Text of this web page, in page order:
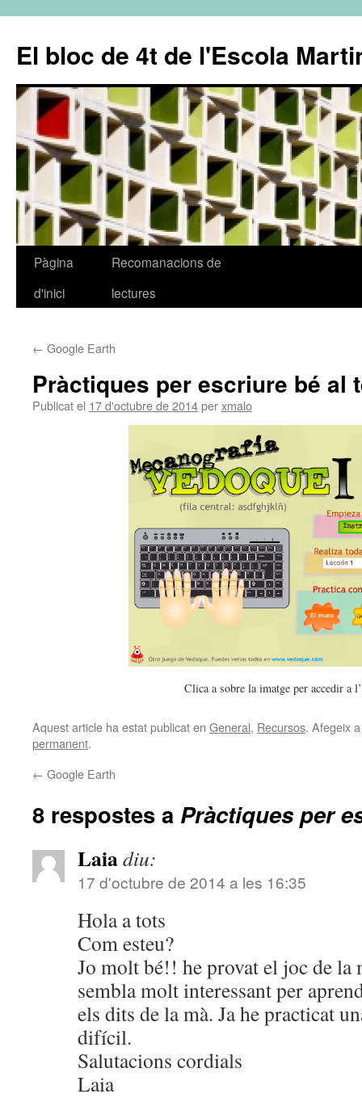
El bloc de 4t de l'Escola
Vés
Pàgina
d'inici
Recomanacions de
lectures
← Google Earth
Pràctiques per escriure bé al
Publicat el 17 d'octubre de 2014perxmalo
Clica a sobre la imatge per accedir a
Aquest article ha estat publicat en General, Recursos. Afegeix
permanent.
← Google Earth
8 respostes a Pràctiques per
Laiadiu:
17 d'octubre de 2014 a les 16:35
Hola a tots
Com esteu?
Jo molt bé!! he provat el joc de la
sembla molt interessant per
els dits de la mà. Ja he practicat
difícil.
Salutacions cordials
Laia